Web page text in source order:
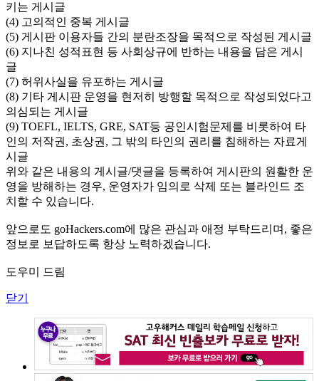
키는 게시글
(4) 고의적인 중복 게시글
(5) 게시판 이용자들 간의 분란조장을 목적으로 작성된 게시글
(6) 지나친 성적표현 등 사회상규에 반하는 내용을 담은 게시
글
(7) 허위사실을 유포하는 게시글
(8) 기타 게시판 운영을 현저히 방행할 목적으로 작성되었다고
의심되는 게시글
(9) TOEFL, IELTS, GRE, SAT등 공인시험문제를 비롯하여 타
인의 저작권, 초상권, 그 밖의 타인의 권리를 침해하는 자료게
시글
위와 같은 내용의 게시글/댓글을 등록하여 게시판의 원활한 운
영을 방해하는 경우, 운영자가 임의로 삭제 또는 블라인드 조
치할 수 있습니다.
앞으로도 goHackers.com에 많은 관심과 애정 부탁드리며, 좋은
정보로 보답하도록 항상 노력하겠습니다.
도우미 드림
닫기